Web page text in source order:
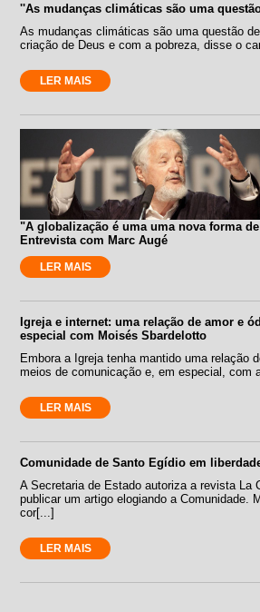
''As mudanças climáticas são uma
As mudanças climáticas são uma questão
criação de Deus e com a pobreza, disse o
LER MAIS
"A globalização é uma uma nova forma
Entrevista com Marc Augé
LER MAIS
Igreja e internet: uma relação de amor e
especial com Moisés Sbardelotto
Embora a Igreja tenha mantido uma relação
meios de comunicação e, em especial, com
LER MAIS
Comunidade de Santo Egídio em
A Secretaria de Estado autoriza a revista La
publicar um artigo elogiando a Comunidade.
cor[...]
LER MAIS